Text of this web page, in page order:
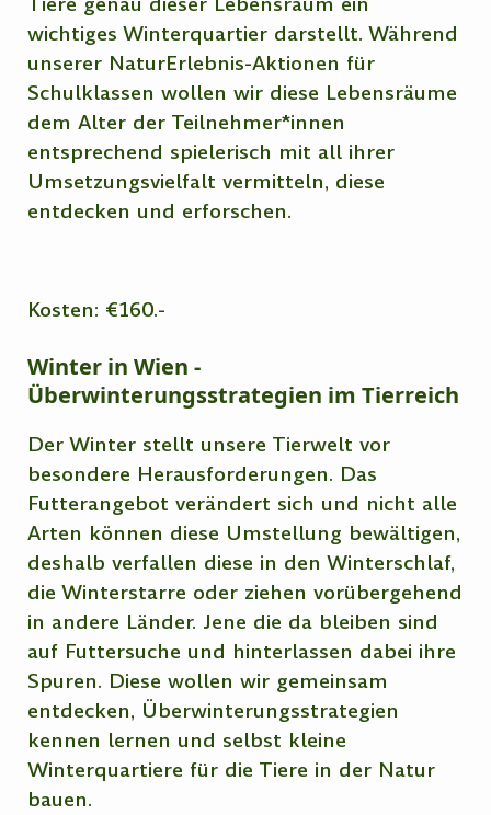
wichtiges Winterquartier darstellt. Während
unserer NaturErlebnis-Aktionen für
Schulklassen wollen wir diese Lebensräume
dem Alter der Teilnehmer*innen
entsprechend spielerisch mit all ihrer
Umsetzungsvielfalt vermitteln, diese
entdecken und erforschen.
Kosten: €160.-
Winter in Wien -
Überwinterungsstrategien im Tierreich
Der Winter stellt unsere Tierwelt vor
besondere Herausforderungen. Das
Futterangebot verändert sich und nicht alle
Arten können diese Umstellung bewältigen,
deshalb verfallen diese in den Winterschlaf,
die Winterstarre oder ziehen vorübergehend
in andere Länder. Jene die da bleiben sind
auf Futtersuche und hinterlassen dabei ihre
Spuren. Diese wollen wir gemeinsam
entdecken, Überwinterungsstrategien
kennen lernen und selbst kleine
Winterquartiere für die Tiere in der Natur
bauen.